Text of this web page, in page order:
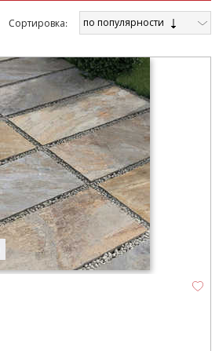
Cортировка: по популярности